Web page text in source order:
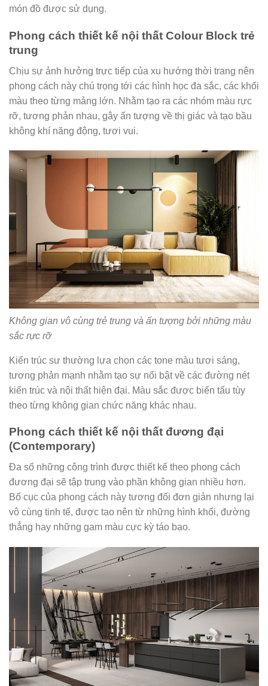
món đồ được sử dụng.
Phong cách thiết kế nội thất Colour Block trẻ
trung
Chịu sự ảnh hưởng trực tiếp của xu hướng thời trang nên
phong cách này chú trọng tới các hình học đa sắc, các khối
màu theo từng mảng lớn. Nhằm tạo ra các nhóm màu rực
rỡ, tương phản nhau, gây ấn tượng về thị giác và tạo bầu
không khí năng động, tươi vui.
Không gian vô cùng trẻ trung và ấn tượng bởi những màu
sắc rực rỡ
Kiến trúc sư thường lựa chọn các tone màu tươi sáng,
tương phản mạnh nhằm tạo sự nổi bật về các đường nét
kiến trúc và nội thất hiện đại. Màu sắc được biến tấu tùy
theo từng không gian chức năng khác nhau.
Phong cách thiết kế nội thất đương đại
(Contemporary)
Đa số những công trình được thiết kế theo phong cách
đương đại sẽ tập trung vào phần không gian nhiều hơn.
Bố cục của phong cách này tương đối đơn giản nhưng lại
vô cùng tinh tế, được tạo nên từ những hình khối, đường
thẳng hay những gam màu cực kỳ táo bạo.